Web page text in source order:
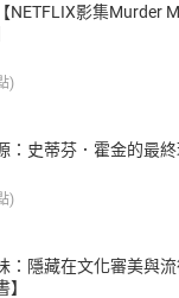
NETFLIX影集Murder
)
：史蒂芬．霍金的最終
)
：隱藏在文化審美與